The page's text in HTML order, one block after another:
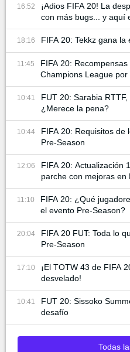
16:52
¡Adios FIFA 20! La
con más bugs... y aquí
18:16 FIFA 20: Tekkz gana
11:45
FIFA 20:
Champions League
10:41
FUT 20: Sarabia
¿Merece la pena?
10:44
FIFA 20: Requisitos de
Pre-Season
12:06
FIFA 20: Actualización
parche con mejoras en
11:10
FIFA 20: ¿Qué
el evento Pre-Season?
20:04
FIFA 20 FUT: Toda lo
Pre-Season
17:10
¡El TOTW 43 de FIFA
desvelado!
10:41
FUT 20: Sissoko
desafío
Todas